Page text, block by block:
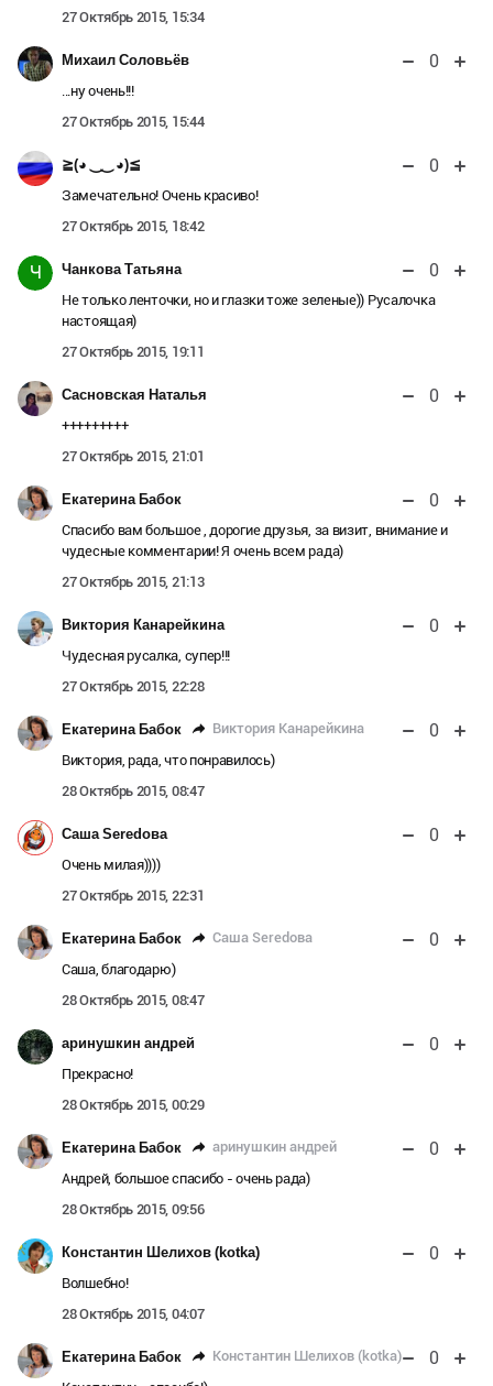
27 Октябрь 2015, 15:34
Михаил Соловьёв 0
...ну очень!!!
27 Октябрь 2015, 15:44
≧(◕ ‿‿ ◕)≦ 0
Замечательно! Очень красиво!
27 Октябрь 2015, 18:42
Ч Чанкова Татьяна 0
Не только ленточки, но и глазки тоже зеленые)) Русалочка
настоящая)
27 Октябрь 2015, 19:11
Сасновская Наталья 0
+++++++++
27 Октябрь 2015, 21:01
Екатерина Бабок 0
Спасибо вам большое , дорогие друзья, за визит, внимание и
чудесные комментарии! Я очень всем рада)
27 Октябрь 2015, 21:13
Виктория Канарейкина 0
Чудесная русалка, супер!!!
27 Октябрь 2015, 22:28
Екатерина Бабок Виктория Канарейкина 0
Виктория, рада, что понравилось)
28 Октябрь 2015, 08:47
Саша Seredова 0
Очень милая))))
27 Октябрь 2015, 22:31
Екатерина Бабок Саша Seredова 0
Саша, благодарю)
28 Октябрь 2015, 08:47
аринушкин андрей 0
Прекрасно!
28 Октябрь 2015, 00:29
Екатерина Бабок аринушкин андрей 0
Андрей, большое спасибо - очень рада)
28 Октябрь 2015, 09:56
Константин Шелихов (kotka) 0
Волшебно!
28 Октябрь 2015, 04:07
Екатерина Бабок Константин Шелихов (kotka) 0